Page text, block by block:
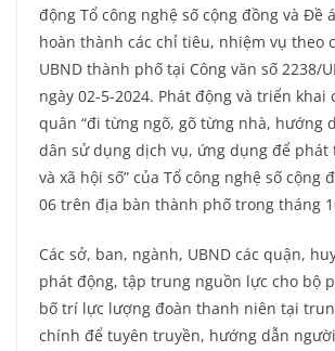
động Tổ công nghệ số cộng đồng và Đề
hoàn thành các chỉ tiêu, nhiệm vụ theo
UBND thành phố tại Công văn số 2238/
ngày 02-5-2024. Phát động và triển khai
quân “đi từng ngõ, gõ từng nhà, hướng
dân sử dụng dịch vụ, ứng dụng để phát
và xã hội số” của Tổ công nghệ số cộng
06 trên địa bàn thành phố trong tháng
Các sở, ban, ngành, UBND các quận,
phát động, tập trung nguồn lực cho bộ
bố trí lực lượng đoàn thanh niên tại
chính để tuyên truyền, hướng dẫn